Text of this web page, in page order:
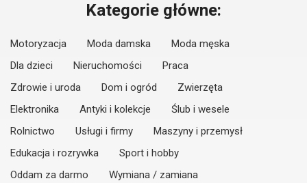
Kategorie główne:
Motoryzacja Moda damska
Moda męska
Dla dzieci
Nieruchomości
Praca
Zdrowie i uroda
Dom i ogród
Zwierzęta
Elektronika
Antyki i kolekcje
Ślub i wesele
Rolnictwo
Usługi i firmy
Maszyny i przemysł
Edukacja i rozrywka
Sport i hobby
Oddam za darmo
Wymiana / zamiana